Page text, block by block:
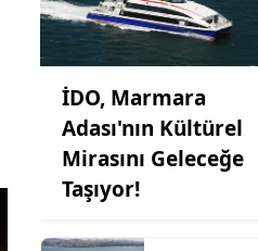
İDO, Marmara
Adası'nın Kültürel
Mirasını Geleceğe
Taşıyor!